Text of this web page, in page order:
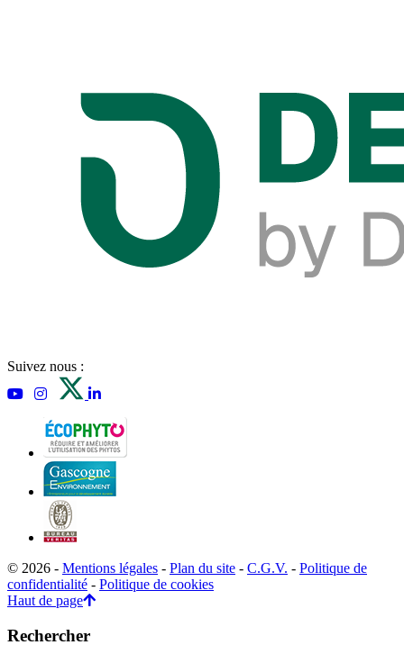
Suivez nous :
© 2026 - Mentions légales - Plan du site - C.G.V. - Politique de
confidentialité - Politique de cookies
Haut de page
Rechercher